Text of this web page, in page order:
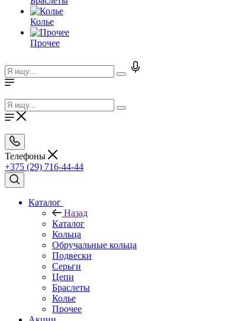
Колье
Прочее
Телефоны
+375 (29) 716-44-44
Каталог
Назад
Каталог
Кольца
Обручальные кольца
Подвески
Серьги
Цепи
Браслеты
Колье
Прочее